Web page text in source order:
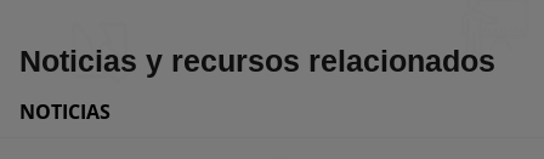
Noticias y recursos relacionados
NOTICIAS